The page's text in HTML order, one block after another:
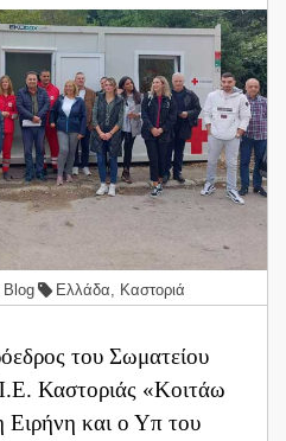
Blog Ελλάδα Καστοριά
του Σωματείου
Καστοριάς «Κοιτάω
και ο Υπ του